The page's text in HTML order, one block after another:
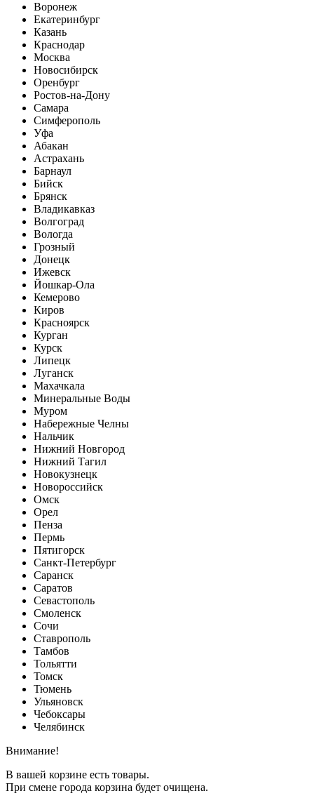
Воронеж
Екатеринбург
Казань
Краснодар
Москва
Новосибирск
Оренбург
Ростов-на-Дону
Самара
Симферополь
Уфа
Абакан
Астрахань
Барнаул
Бийск
Брянск
Владикавказ
Волгоград
Вологда
Грозный
Донецк
Ижевск
Йошкар-Ола
Кемерово
Киров
Красноярск
Курган
Курск
Липецк
Луганск
Махачкала
Минеральные Воды
Муром
Набережные Челны
Нальчик
Нижний Новгород
Нижний Тагил
Новокузнецк
Новороссийск
Омск
Орел
Пенза
Пермь
Пятигорск
Санкт-Петербург
Саранск
Саратов
Севастополь
Смоленск
Сочи
Ставрополь
Тамбов
Тольятти
Томск
Тюмень
Ульяновск
Чебоксары
Челябинск
Внимание!
В вашей корзине есть товары.
При смене города корзина будет очищена.